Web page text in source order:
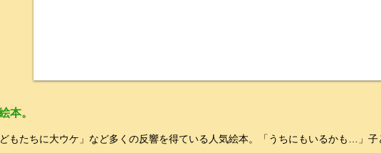
本。
もたちに大ウケ」など多くの反響を得ている人気絵本。「うちにもいるかも…」子